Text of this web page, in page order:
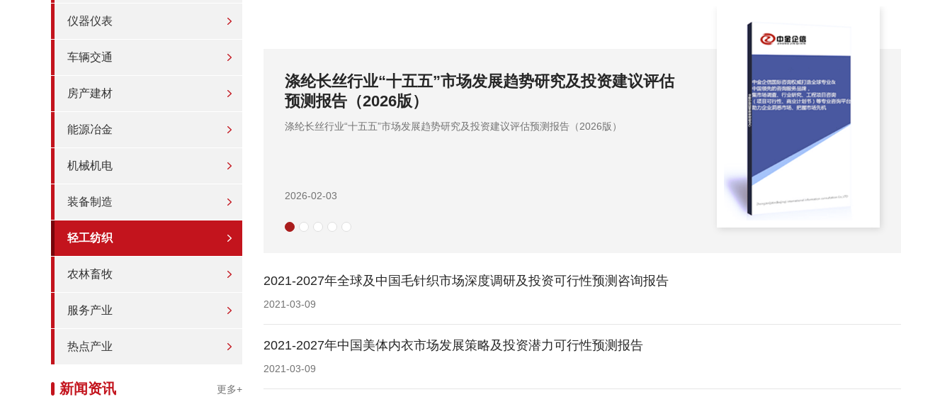
仪器仪表
车辆交通
房产建材
能源冶金
机械机电
装备制造
轻工纺织
农林畜牧
服务产业
热点产业
新闻资讯 更多+
动漫服装市场应用前景及“十五五”投资战略可行性评估预
测报告（2026版）
动漫服装市场应用前景及“十五五”投资战略可行性评估预测报告（2026版）
2026-01-12
2021-2027年全球及中国毛针织市场深度调研及投资可行性预测咨询报告
2021-03-09
2021-2027年中国美体内衣市场发展策略及投资潜力可行性预测报告
2021-03-09